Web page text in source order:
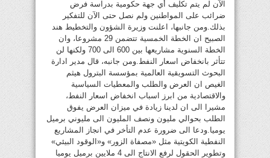
الآن لم يتم تكليف أي جهة حكومية بدراسة فرض
ضرائب على المواطنين ولم نصل حتى الآن للتفكير
بذلك.ومن جانبها، اعلنت وزيرة الشؤون والتخطيط هند
الصبيح ان الخطة الخمسية تتضمن 29 مشروعا، وان
الخطة السنوية مشاريعها بين 600 الى 700 ولكنها لن
تتأثر بانخفاض اسعار النفط.ومن جانبه، قال مدير ادارة
البحوث التسويقية العالمية بمؤسسة البترول هيثم
الغيص ان العرض والطلب والمعطيات السياسية
والاقتصادية من ابرز اسباب انخفاض اسعار النفط،
مشيرا الى ان لدينا زيادة في ميزان العرض يفوق
الطلب بحوالي مليون ونصف المليون الى مليوني برميل
يوميا.ودعا الى ضرورة عدم التأخر في انجاز المشاريع
النفطية الكويتية مثل «مصفاة الزور» و«الوقود البيئي»
وتطوير الحقول لرفع الانتاج الى 4 ملايين برميل يوميا